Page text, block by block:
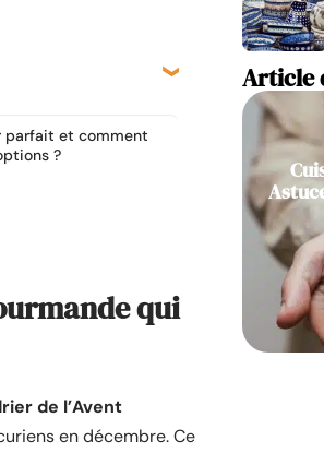
parfait et comment
?
qui
de l’Avent
en décembre. Ce
Article